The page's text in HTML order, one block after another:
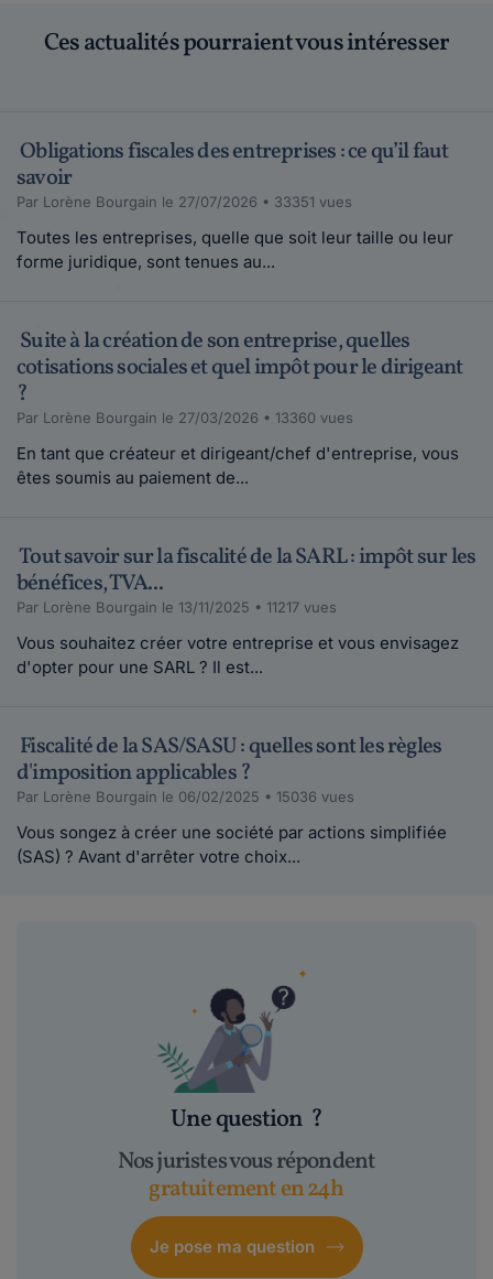
Ces actualités pourraient vous intéresser
Obligations fiscales des entreprises : ce qu’il faut
savoir
Par Lorène Bourgain le 27/07/2026 • 33351 vues
Toutes les entreprises, quelle que soit leur taille ou leur
forme juridique, sont tenues au...
Suite à la création de son entreprise, quelles
cotisations sociales et quel impôt pour le dirigeant
?
Par Lorène Bourgain le 27/03/2026 • 13360 vues
En tant que créateur et dirigeant/chef d'entreprise, vous
êtes soumis au paiement de...
Tout savoir sur la fiscalité de la SARL : impôt sur les
bénéfices, TVA...
Par Lorène Bourgain le 13/11/2025 • 11217 vues
Vous souhaitez créer votre entreprise et vous envisagez
d'opter pour une SARL ? Il est...
Fiscalité de la SAS/SASU : quelles sont les règles
d'imposition applicables ?
Par Lorène Bourgain le 06/02/2025 • 15036 vues
Vous songez à créer une société par actions simplifiée
(SAS) ? Avant d'arrêter votre choix...
Une question ?
Nos juristes vous répondent
gratuitement en 24h
Je pose ma question